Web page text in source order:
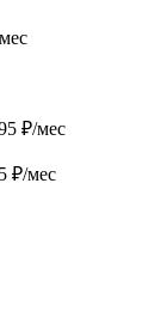
₽/мес
₽/мес